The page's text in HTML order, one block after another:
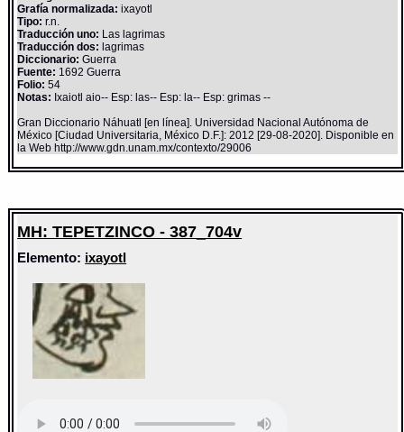
Grafía normalizada: ixayotl
Tipo: r.n.
Traducción uno: Las lagrimas
Traducción dos: lagrimas
Diccionario:Guerra
Fuente: 1692 Guerra
Folio: 54
Notas: Ixaiotl aio-- Esp: las-- Esp: la-- Esp: grimas --
Gran Diccionario Náhuatl [en línea]. Universidad Nacional Autónoma de
México [Ciudad Universitaria, México D.F.]: 2012 [29-08-2020]. Disponible en
la Web http://www.gdn.unam.mx/contexto/29006
MH: TEPETZINCO - 387_704v
Elemento: ixayotl